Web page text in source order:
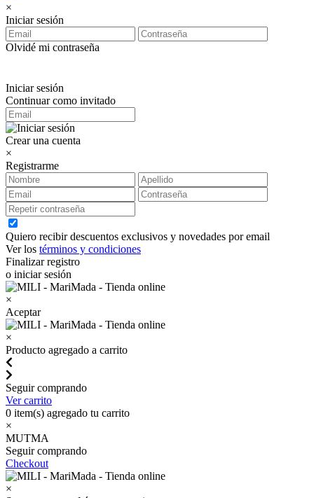
×
Iniciar sesión
Olvidé mi contraseña
Iniciar sesión
Continuar como invitado
Crear una cuenta
×
Registrarme
Quiero recibir descuentos exclusivos y novedades por email
Ver los términos y condiciones
Finalizar registro
o iniciar sesión
×
Aceptar
×
Producto agregado a carrito
Seguir comprando
Ver carrito
0 item(s) agregado tu carrito
×
MUTMA
Seguir comprando
Checkout
×